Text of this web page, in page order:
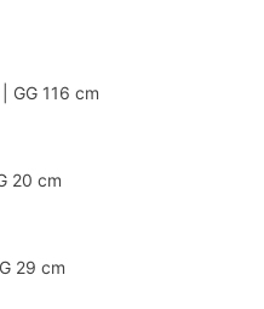
GG 116 cm
20 cm
29 cm